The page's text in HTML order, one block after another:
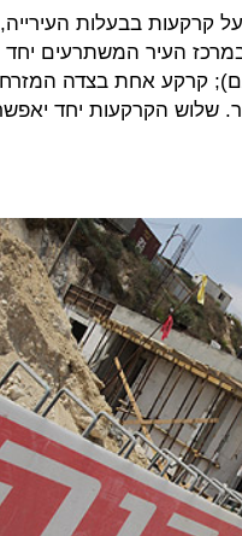
קרקעות בבעלות
של כל אחת מהקרקעות כ־2 דונם); קרקע אחת
שלוש הקרקעות יחד